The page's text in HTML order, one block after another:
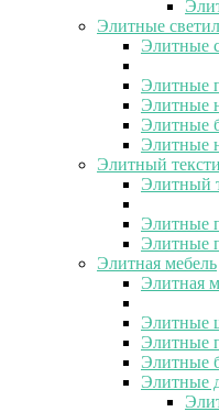
Элитные
Элитные
Элитные
Элитные
Элитные
Элитные
Элитный
Элитный
Элитные
Элитные
Элитная мебель
Элитная
Элитные
Элитные
Элитные
Элитные